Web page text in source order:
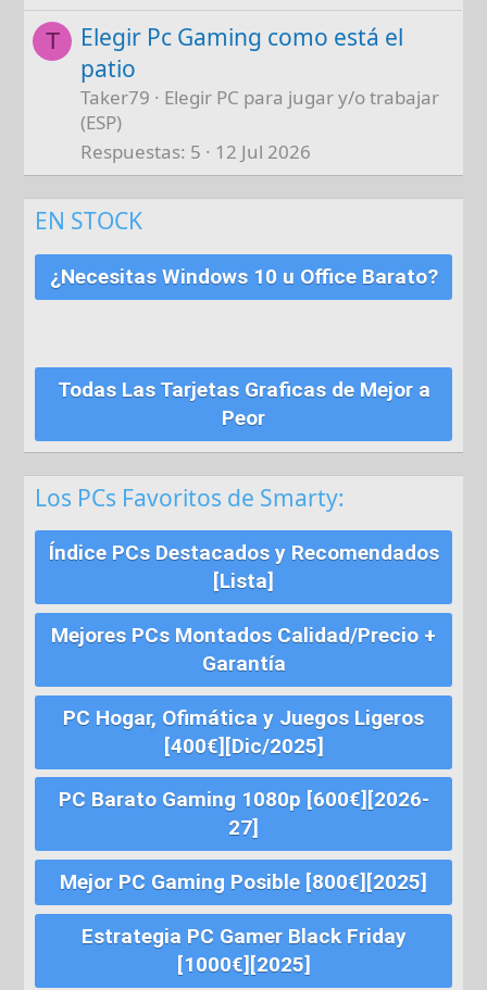
T
Elegir Pc Gaming como está el
patio
Taker79
Elegir PC para jugar y/o trabajar
(ESP)
Respuestas 5 12 Jul 2026
EN STOCK
¿Necesitas Windows 10 u Office Barato?
Todas Las Tarjetas Graficas de Mejor a
Peor
Los PCs Favoritos de Smarty:
Índice PCs Destacados y Recomendados
[Lista]
Mejores PCs Montados Calidad/Precio +
Garantía
PC Hogar, Ofimática y Juegos Ligeros
[400€][Dic/2025]
PC Barato Gaming 1080p [600€][2026-
27]
Mejor PC Gaming Posible [800€][2025]
Estrategia PC Gamer Black Friday
[1000€][2025]